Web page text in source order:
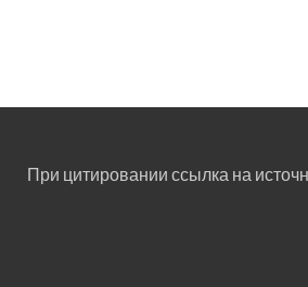
При цитировании ссылка на